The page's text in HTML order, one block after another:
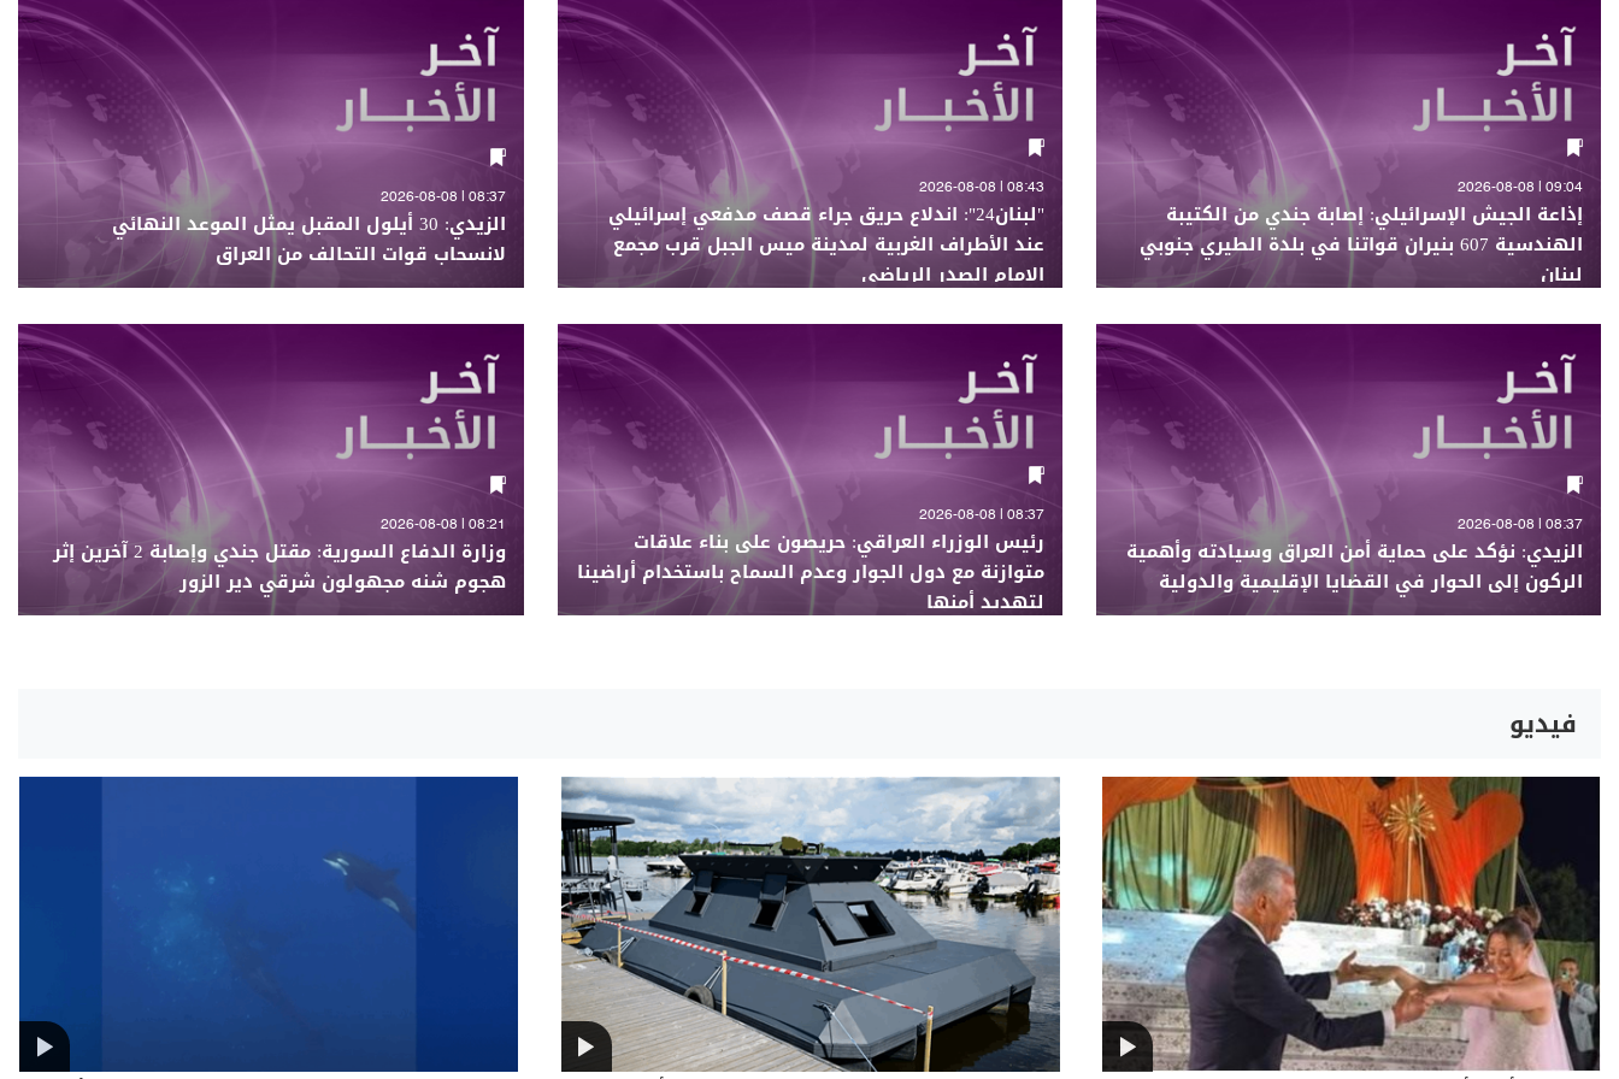
09:04 | 2026-08-08
إذاعة الجيش الإسرائيلي: إصابة جندي من الكتيبة
الهندسية 607 بنيران قواتنا في بلدة الطيري جنوبي
لبنان
08:43 | 2026-08-08
"لبنان24": اندلاع حريق جراء قصف مدفعي إسرائيلي
عند الأطراف الغربية لمدينة ميس الجبل قرب مجمع
الإمام الصدر الرياضي
08:37 | 2026-08-08
الزيدي: 30 أيلول المقبل يمثل الموعد النهائي
لانسحاب قوات التحالف من العراق
08:37 | 2026-08-08
الزيدي: نؤكد على حماية أمن العراق وسيادته وأهمية
الركون إلى الحوار في القضايا الإقليمية والدولية
08:37 | 2026-08-08
رئيس الوزراء العراقي: حريصون على بناء علاقات
متوازنة مع دول الجوار وعدم السماح باستخدام أراضينا
لتهديد أمنها
08:21 | 2026-08-08
وزارة الدفاع السورية: مقتل جندي وإصابة 2 آخرين إثر
هجوم شنه مجهولون شرقي دير الزور
فيديو